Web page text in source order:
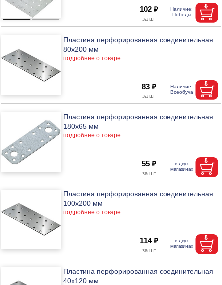
102 ₽
Пластина перфорированная соединительная
80х200 мм
подробнее о товаре
83 ₽
Пластина перфорированная соединительная
180х65 мм
подробнее о товаре
55 ₽
Пластина перфорированная соединительная
100х200 мм
подробнее о товаре
114 ₽
Пластина перфорированная соединительная
40х120 мм